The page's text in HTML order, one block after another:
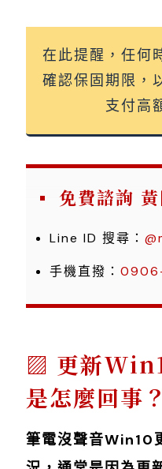
在此提醒，任何
確認保固期限，
支付高
免費諮詢
Line ID 搜尋：
手機直撥：
更新
是怎麼回事？
筆電沒聲音Win10